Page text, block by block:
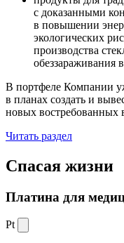
с доказанными
в повышении
экологических
производства
обеззараживания
В портфеле Компании
в планах создать и
новых востребованных
Читать раздел
Спасая жизни
Платина для
Pt